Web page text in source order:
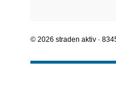
© 2026 straden aktiv ·